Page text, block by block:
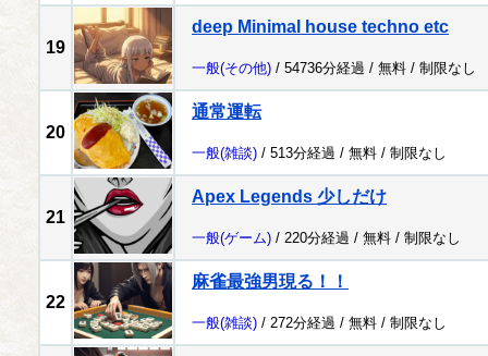
19
deep Minimal house techno etc
一般(その他) / 54736分経過 / 無料 / 制限なし
20
通常運転
一般(雑談) / 513分経過 / 無料 / 制限なし
21
Apex Legends 少しだけ
一般(ゲーム) / 220分経過 / 無料 / 制限なし
22
麻雀最強男現る！！
一般(雑談) / 272分経過 / 無料 / 制限なし